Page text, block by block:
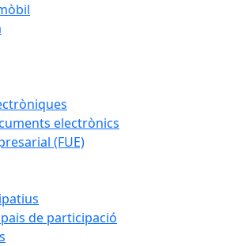
electrònics
(FUE)
de participació